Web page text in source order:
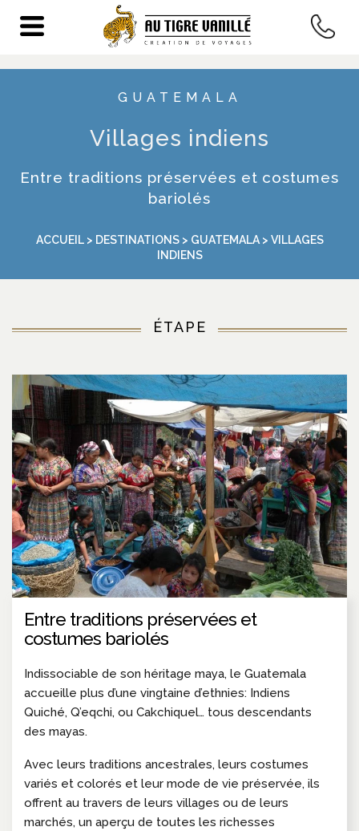
GUATEMALA
Villages indiens
Entre traditions préservées et costumes
bariolés
ACCUEIL> DESTINATIONS> GUATEMALA> VILLAGES
INDIENS
ÉTAPE
Entre traditions préservées et
costumes bariolés
Indissociable de son héritage maya, le Guatemala
accueille plus d’une vingtaine d’ethnies: Indiens
Quiché, Q’eqchi, ou Cakchiquel… tous descendants
des mayas.
Avec leurs traditions ancestrales, leurs costumes
variés et colorés et leur mode de vie préservée, ils
offrent au travers de leurs villages ou de leurs
marchés, un aperçu de toutes les richesses